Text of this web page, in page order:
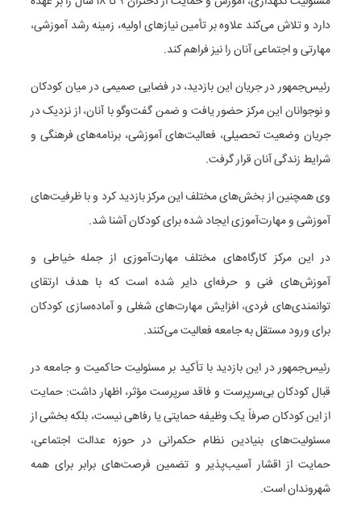
دارد و تلاش می‌کند علاوه بر تأمین نیازهای اولیه، زمینه رشد آموزشی،
مهارتی و اجتماعی آنان را نیز فراهم کند.
رئیس‌جمهور در جریان این بازدید، در فضایی صمیمی در میان کودکان
و نوجوانان این مرکز حضور یافت و ضمن گفت‌وگو با آنان، از نزدیک در
جریان وضعیت تحصیلی، فعالیت‌های آموزشی، برنامه‌های فرهنگی و
شرایط زندگی آنان قرار گرفت.
وی همچنین از بخش‌های مختلف این مرکز بازدید کرد و با ظرفیت‌های
آموزشی و مهارت‌آموزی ایجاد شده برای کودکان آشنا شد.
در این مرکز کارگاه‌های مختلف مهارت‌آموزی از جمله خیاطی و
آموزش‌های فنی و حرفه‌ای دایر شده است که با هدف ارتقای
توانمندی‌های فردی، افزایش مهارت‌های شغلی و آماده‌سازی کودکان
برای ورود مستقل به جامعه فعالیت می‌کنند.
رئیس‌جمهور در این بازدید با تأکید بر مسئولیت حاکمیت و جامعه در
قبال کودکان بی‌سرپرست و فاقد سرپرست مؤثر، اظهار داشت: حمایت
از این کودکان صرفاً یک وظیفه حمایتی یا رفاهی نیست، بلکه بخشی از
مسئولیت‌های بنیادین نظام حکمرانی در حوزه عدالت اجتماعی،
حمایت از اقشار آسیب‌پذیر و تضمین فرصت‌های برابر برای همه
شهروندان است.